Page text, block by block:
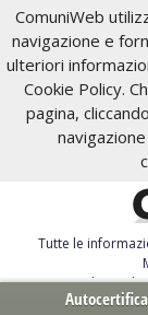
ComuniWeb
navigazione e
ulteriori
Cookie Policy.
pagina,
Tutte le
Servizi al